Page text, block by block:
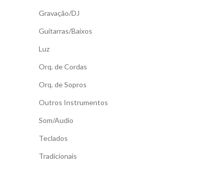
Gravação/DJ
Guitarras/Baixos
Luz
Orq. de Cordas
Orq. de Sopros
Outros Instrumentos
Som/Audio
Teclados
Tradicionais